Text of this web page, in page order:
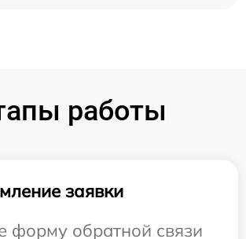
работы
заявки
форму обратной связи